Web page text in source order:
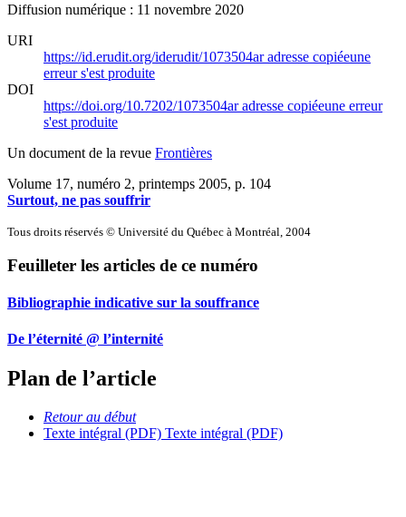
Diffusion numérique : 11 novembre 2020
URI
https://id.erudit.org/iderudit/1073504aradresse copiéeune
erreur s'est produite
DOI
https://doi.org/10.7202/1073504aradresse copiéeune erreur
s'est produite
Un document de la revue Frontières
Volume 17, numéro 2, printemps 2005, p. 104
Surtout, ne pas souffrir
Tous droits réservés © Université du Québec à Montréal, 2004
Feuilleter les articles de ce numéro
Bibliographie indicative sur la souffrance
De l’éternité @ l’internité
Plan de l’article
Retour au début
Texte intégral (PDF) Texte intégral (PDF)